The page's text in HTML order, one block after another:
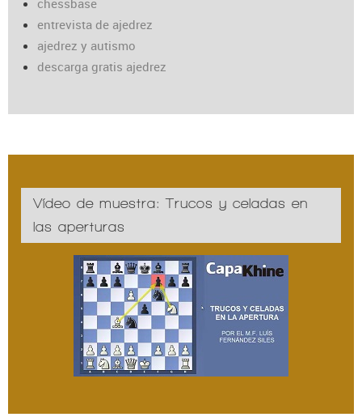
chessbase
entrevista de ajedrez
ajedrez y autismo
descarga gratis ajedrez
Vídeo de muestra: Trucos y celadas en
las aperturas